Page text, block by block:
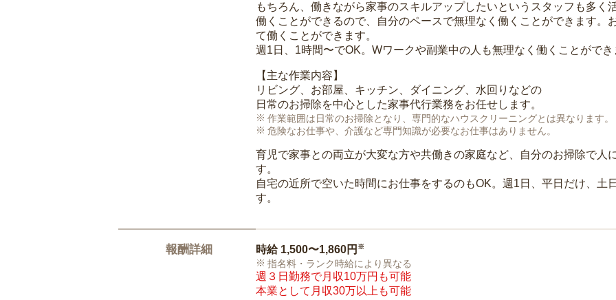
もちろん、働きながら家事のスキルアップしたいというスタッフも多く
働くことができるので、自分のペースで無理なく働くことができます。
て働くことができます。
週1日、1時間〜でOK。Wワークや副業中の人も無理なく働くことができ
【主な作業内容】
リビング、お部屋、キッチン、ダイニング、水回りなどの
日常のお掃除を中心とした家事代行業務をお任せします。
作業範囲は日常のお掃除となり、専門的なハウスクリーニングとは異なります。
危険なお仕事や、介護など専門知識が必要なお仕事はありません。
育児で家事との両立が大変な方や共働きの家庭など、自分のお掃除で人
す。
自宅の近所で空いた時間にお仕事をするのもOK。週1日、平日だけ、土
す。
報酬詳細 時給 1,500〜1,860円 ※
指名料・ランク時給により異なる
週３日勤務で月収10万円も可能
本業として月収30万以上も可能